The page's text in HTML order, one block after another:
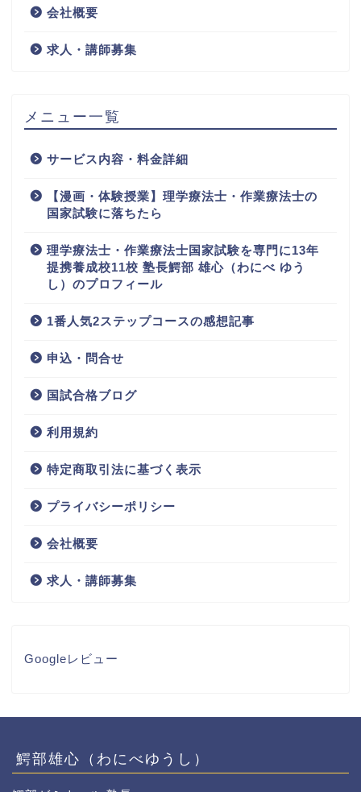
会社概要
求人・講師募集
メニュー一覧
サービス内容・料金詳細
【漫画・体験授業】理学療法士・作業療法士の
国家試験に落ちたら
理学療法士・作業療法士国家試験を専門に13年
提携養成校11校 塾長鰐部 雄心（わにべ ゆう
し）のプロフィール
1番人気2ステップコースの感想記事
申込・問合せ
国試合格ブログ
利用規約
特定商取引法に基づく表示
プライバシーポリシー
会社概要
求人・講師募集
Googleレビュー
鰐部雄心（わにべゆうし）